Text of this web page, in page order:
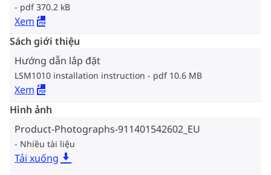
pdf 370.2 kB
Xem
Sách giới thiệu
Hướng dẫn lắp đặt
LSM1010 installation instruction pdf 10.6 MB
Xem
Hình ảnh
Product-Photographs-911401542602_EU
Nhiều tài liệu
Tải xuống